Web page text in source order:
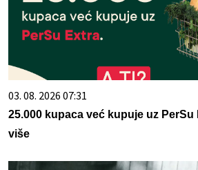
03. 08. 2026 07:31
25.000 kupaca već kupuje uz PerSu
više